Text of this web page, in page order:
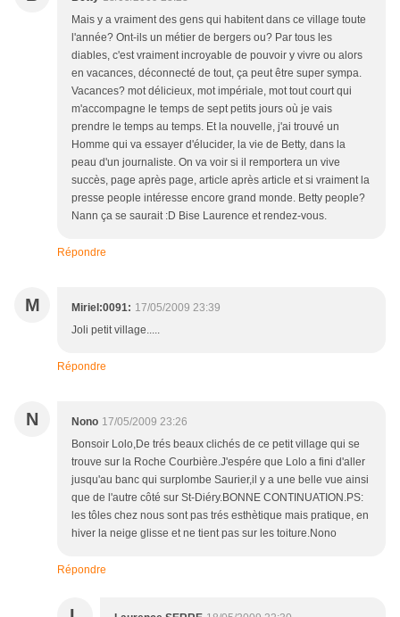
Mais y a vraiment des gens qui habitent dans ce village toute
l'année? Ont-ils un métier de bergers ou? Par tous les
diables, c'est vraiment incroyable de pouvoir y vivre ou alors
en vacances, déconnecté de tout, ça peut être super sympa.
Vacances? mot délicieux, mot impériale, mot tout court qui
m'accompagne le temps de sept petits jours où je vais
prendre le temps au temps. Et la nouvelle, j'ai trouvé un
Homme qui va essayer d'élucider, la vie de Betty, dans la
peau d'un journaliste. On va voir si il remportera un vive
succès, page après page, article après article et si vraiment la
presse people intéresse encore grand monde. Betty people?
Nann ça se saurait :D Bise Laurence et rendez-vous.
Répondre
M Miriel:0091: 17/05/2009 23:39
Joli petit village.....
Répondre
N Nono 17/05/2009 23:26
Bonsoir Lolo,De trés beaux clichés de ce petit village qui se
trouve sur la Roche Courbière.J'espére que Lolo a fini d'aller
jusqu'au banc qui surplombe Saurier,il y a une belle vue ainsi
que de l'autre côté sur St-Diéry.BONNE CONTINUATION.PS:
les tôles chez nous sont pas trés esthètique mais pratique, en
hiver la neige glisse et ne tient pas sur les toiture.Nono
Répondre